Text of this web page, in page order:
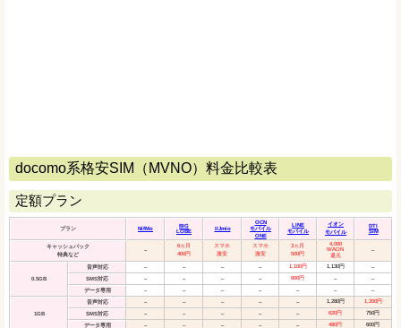
docomo系格安SIM（MVNO）料金比較表
定額プラン
プラン NifMo
BIG
LOBE
IIJmio
OCN
モバイル
ONE
LINE
モバイル
イオン
モバイル
DTI
SIM
キャッシュバック
特典など
–
6ヵ月
400円
スマホ
激安
スマホ
激安
3ヵ月
500円
4,000
WAON
還元
–
0.5GB
音声対応 – – – – 1,100円 1,130円 –
SMS対応 – – – – 600円 – –
データ専用 – – – – – – –
1GB
音声対応 – – – – – 1,280円 1,200円
SMS対応 – – – – – 620円 750円
データ専用 – – – – – 480円 600円